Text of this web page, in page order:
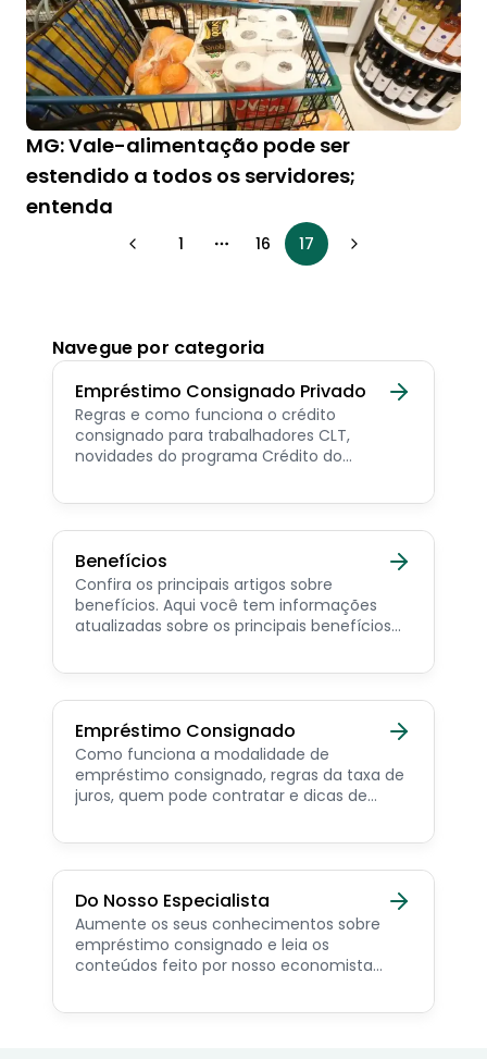
MG: Vale-alimentação pode ser
estendido a todos os servidores;
entenda
1 More pages
16 17
Navegue por categoria
Empréstimo Consignado Privado
Regras e como funciona o crédito
consignado para trabalhadores CLT,
novidades do programa Crédito do
consignado privado.
Benefícios
Confira os principais artigos sobre
benefícios. Aqui você tem informações
atualizadas sobre os principais benefícios
pensionista e beneficiários de programas
Empréstimo Consignado
Como funciona a modalidade de
empréstimo consignado, regras da taxa de
juros, quem pode contratar e dicas de
Do Nosso Especialista
Aumente os seus conhecimentos sobre
empréstimo consignado e leia os
conteúdos feito por nosso economista